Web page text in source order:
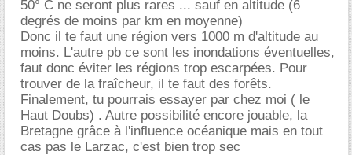
50° C ne seront plus rares ... sauf en altitude (6
degrés de moins par km en moyenne)
Donc il te faut une région vers 1000 m d'altitude au
moins. L'autre pb ce sont les inondations éventuelles,
faut donc éviter les régions trop escarpées. Pour
trouver de la fraîcheur, il te faut des forêts.
Finalement, tu pourrais essayer par chez moi ( le
Haut Doubs) . Autre possibilité encore jouable, la
Bretagne grâce à l'influence océanique mais en tout
cas pas le Larzac, c'est bien trop sec